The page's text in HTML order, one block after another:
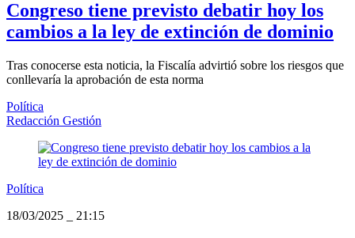
Congreso tiene previsto debatir hoy los
cambios a la ley de extinción de dominio
Tras conocerse esta noticia, la Fiscalía advirtió sobre los riesgos que
conllevaría la aprobación de esta norma
Política
Redacción Gestión
Política
18/03/2025
21:15